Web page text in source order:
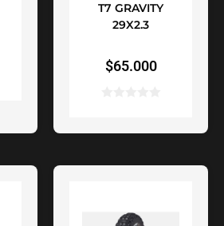
T7 GRAVITY
29X2.3
$65.000